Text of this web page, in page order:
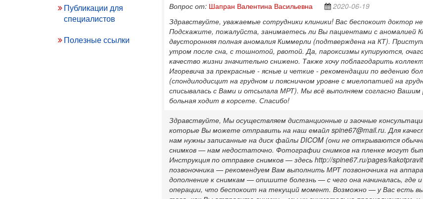
Публикации для
специалистов
Полезные ссылки
Вопрос от: Шапран Валентина Васильевна
2020-06-19
Здравствуйте, уважаемые сотрудники клиники! Вас беспокоит доктор
Подскажите, пожалуйста, занимаетесь ли Вы пациентами с аномалией
двусторонняя полная аномалия Киммерли (подтверждена на КТ).
утром после сна, с тошнотой, рвотой. Да, пароксизмы купируются,
качество жизни значительно снижено. Также хочу поблагодарить
Игоревича за прекрасные - ясные и четкие - рекомендации по ведению
(спондилодисцит на грудном и поясничном уровне с миелопатией на
списывалась с Вами и отсылала МРТ). Мы всё выполняем согласно
больная ходит в корсете. Спасибо!
Здравствуйте, Мы осуществляем дистанционные и заочные
которые Вы можете отправить на наш емайл spine67@mail.ru. Для
нам нужны записанные на диск файлы DICOM (они не открываются
снимков — нам недостаточно. Фотографии снимков на пленке могут
Инструкция по отправке снимков — здесь http://spine67.ru/pages/
позвоночника — рекомендуем Вам выполнить МРТ позвоночника на
дополнение к снимкам — опишите болезнь — с чего она начиналась, где
операции, что беспокоит на текущий момент. Возможно — у Вас есть